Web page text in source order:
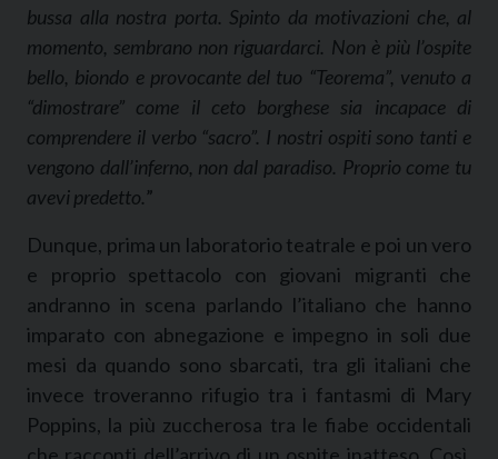
bussa alla nostra porta. Spinto da motivazioni che, al
momento, sembrano non riguardarci. Non è più l’ospite
bello, biondo e provocante del tuo “Teorema”, venuto a
“dimostrare” come il ceto borghese sia incapace di
comprendere il verbo “sacro”. I nostri ospiti sono tanti e
vengono dall’inferno, non dal paradiso. Proprio come tu
avevi predetto.”
Dunque, prima un laboratorio teatrale e poi un vero
e proprio spettacolo con giovani migranti che
andranno in scena parlando l’italiano che hanno
imparato con abnegazione e impegno in soli due
mesi da quando sono sbarcati, tra gli italiani che
invece troveranno rifugio tra i fantasmi di Mary
Poppins, la più zuccherosa tra le fiabe occidentali